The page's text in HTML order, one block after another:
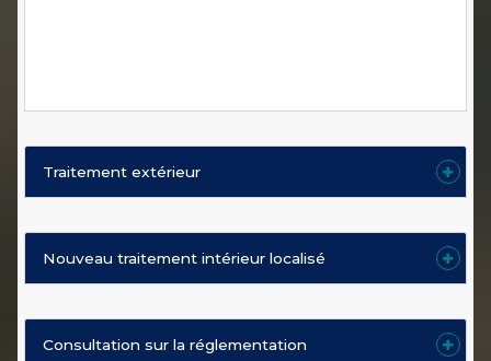
Traitement extérieur
Nouveau traitement intérieur localisé
Consultation sur la réglementation